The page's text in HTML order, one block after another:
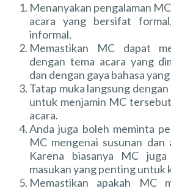
Menanyakan pengalaman
acara yang bersifat
informal.
Memastikan MC dapat
dengan tema acara yang
dan dengan gaya bahasa
Tatap muka langsung
untuk menjamin MC
acara.
Anda juga boleh meminta
MC mengenai susunan dan
Karena biasanya MC
masukan yang penting untuk
Memastikan apakah MC